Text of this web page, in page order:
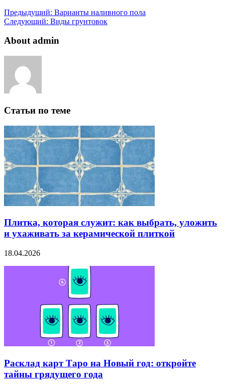
Предыдущий: Варианты наливного пола
Следующий: Виды грунтовок
About admin
Статьи по теме
Плитка, которая служит: как выбрать, уложить
и ухаживать за керамической плиткой
18.04.2026
Расклад карт Таро на Новый год: откройте
тайны грядущего года